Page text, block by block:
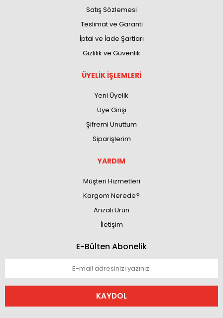
Satış Sözlemesi
Teslimat ve Garanti
İptal ve İade Şartları
Gizlilik ve Güvenlik
ÜYELİK İŞLEMLERİ
Yeni Üyelik
Üye Girişi
Şifremi Unuttum
Siparişlerim
YARDIM
Müşteri Hizmetleri
Kargom Nerede?
Arızalı Ürün
İletişim
E-Bülten Abonelik
KAYDOL